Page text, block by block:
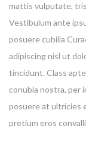
mattis vulputate,
Vestibulum ante
posuere cubilia
adipiscing nisl ut
tincidunt. Class
conubia nostra, per
posuere at ultricies
pretium eros